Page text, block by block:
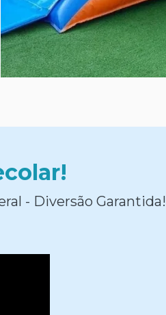
- Diversão Garantida!